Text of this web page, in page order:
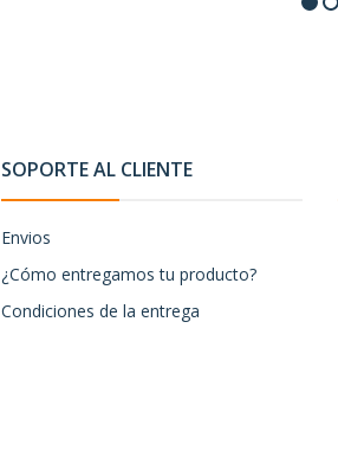
SOPORTE AL CLIENTE
Envios
¿Cómo entregamos tu producto?
Condiciones de la entrega